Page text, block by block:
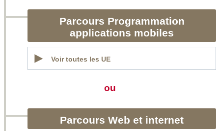
Parcours Programmation
applications mobiles
Voir toutes les UE
ou
Parcours Web et internet